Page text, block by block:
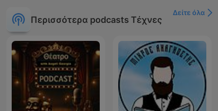
Περισσότερα podcasts Τέχνες
Δείτε όλα